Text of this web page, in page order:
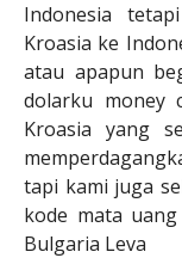
Indonesia
Kroasia ke
atau apapun
dolarku money
Kroasia yang
tapi kami juga
kode mata
Bulgaria Leva